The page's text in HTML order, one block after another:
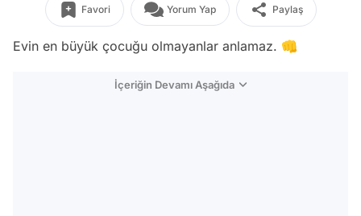
Favori Yorum Yap Paylaş
Evin en büyük çocuğu olmayanlar anlamaz. 👊
İçeriğin Devamı Aşağıda